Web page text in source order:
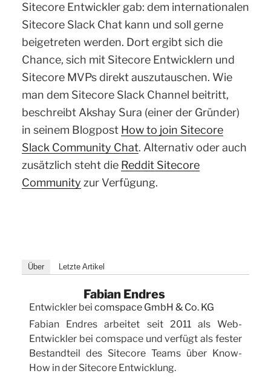
Sitecore Entwickler gab: dem internationalen
Sitecore Slack Chat kann und soll gerne
beigetreten werden. Dort ergibt sich die
Chance, sich mit Sitecore Entwicklern und
Sitecore MVPs direkt auszutauschen. Wie
man dem Sitecore Slack Channel beitritt,
beschreibt Akshay Sura (einer der Gründer)
in seinem Blogpost How to join Sitecore
Slack Community Chat. Alternativ oder auch
zusätzlich steht die Reddit Sitecore
Community zur Verfügung.
Über Letzte Artikel
Fabian Endres
Entwickler bei comspace GmbH & Co. KG
Fabian Endres arbeitet seit 2011 als Web-
Entwickler bei comspace und verfügt als fester
Bestandteil des Sitecore Teams über Know-
How in der Sitecore Entwicklung.